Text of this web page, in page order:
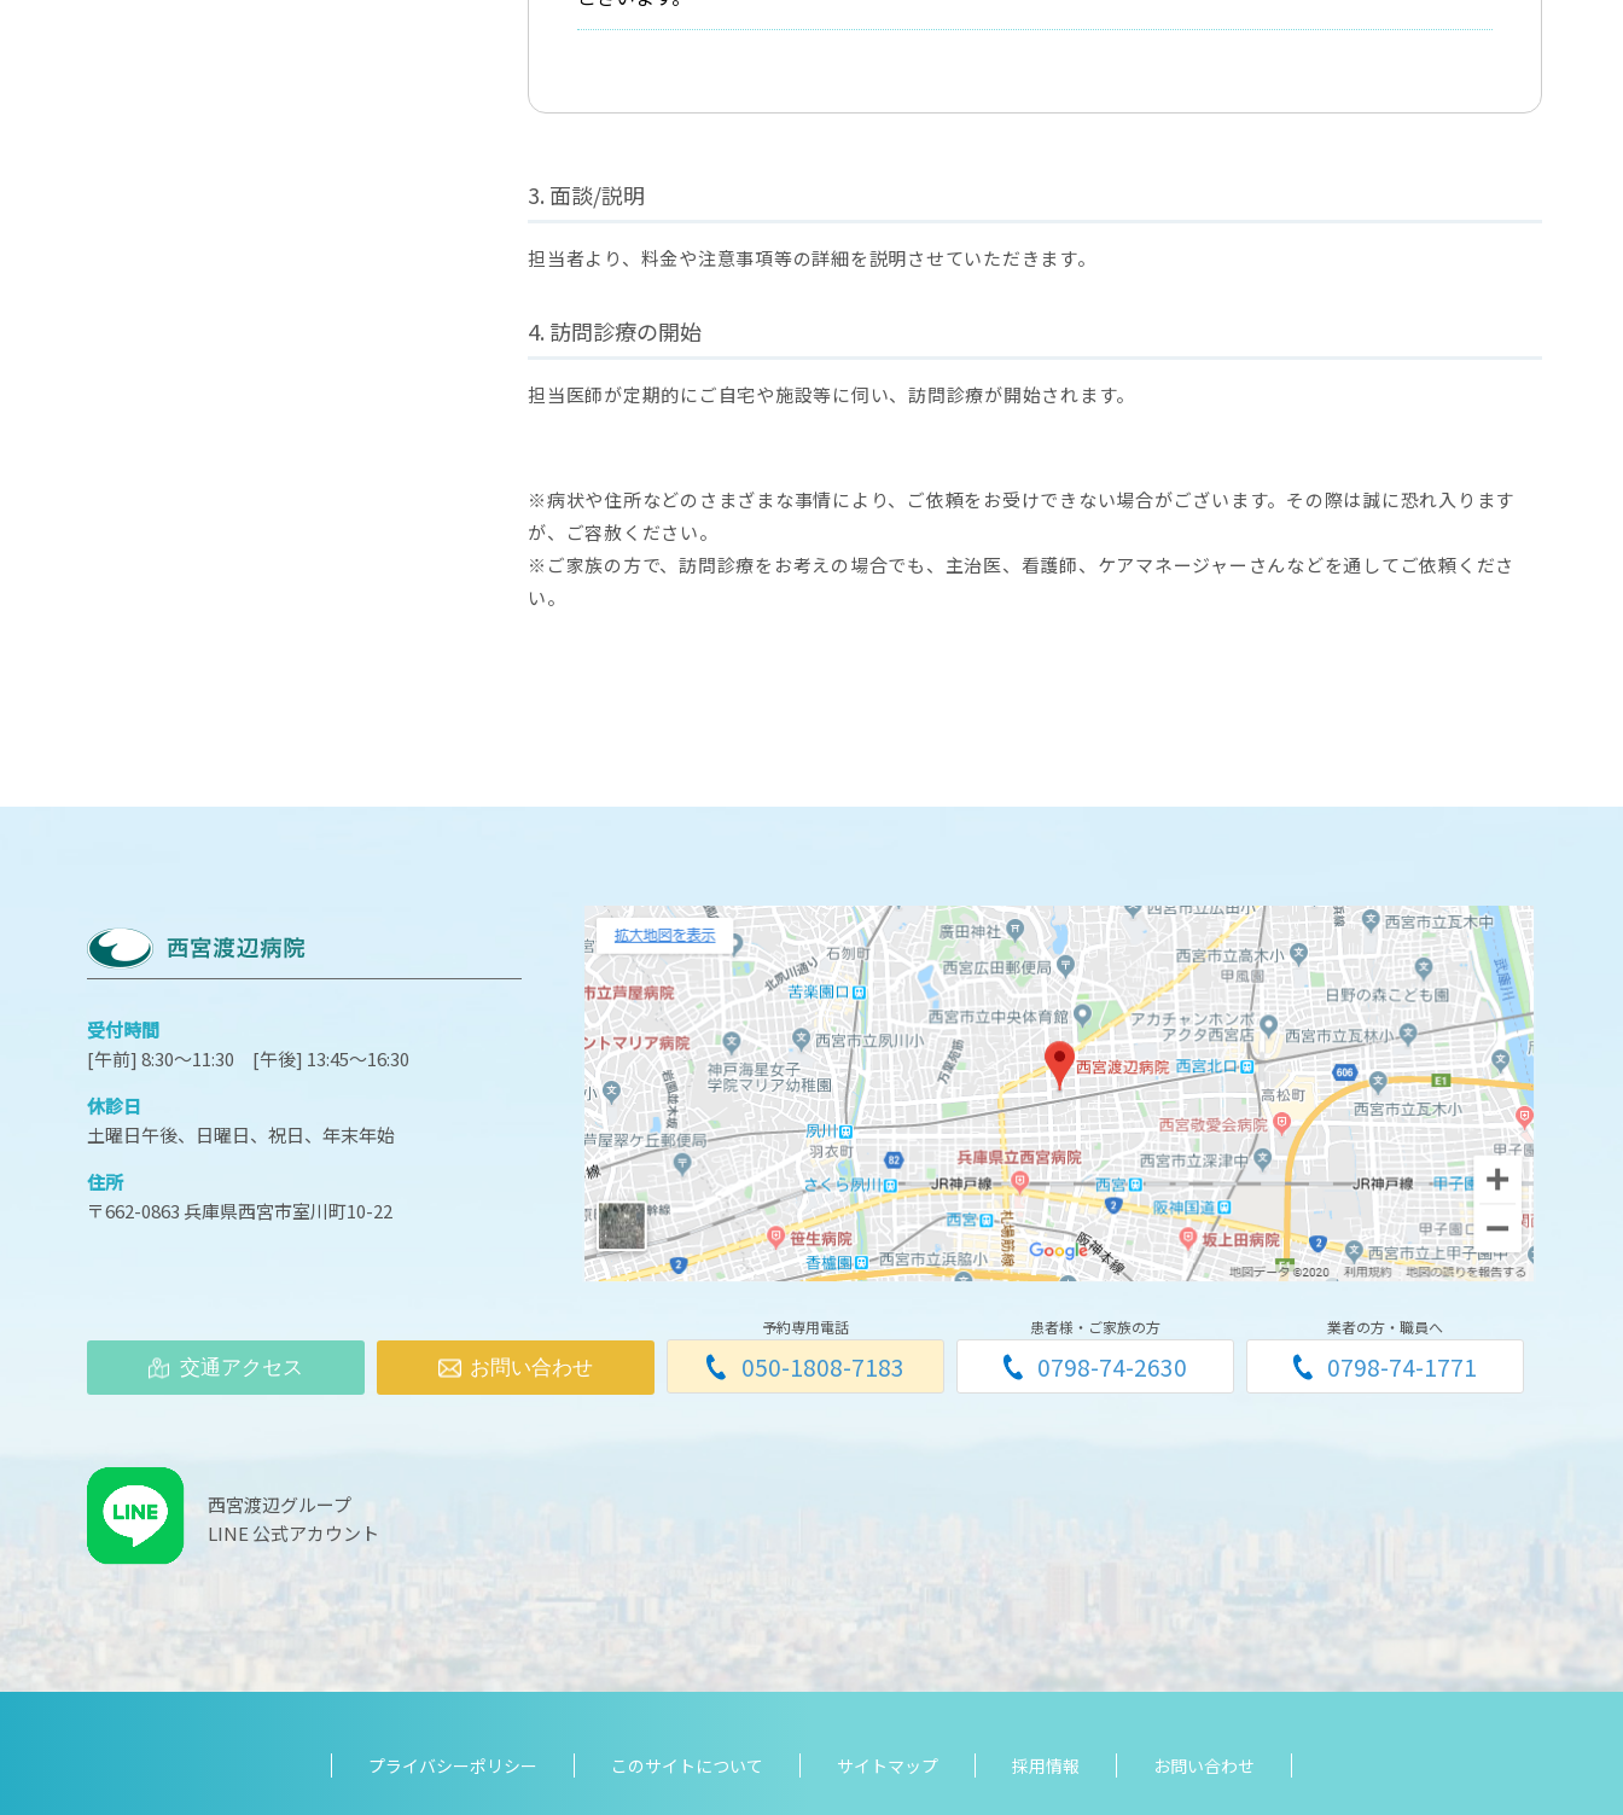
3. 面談/説明
担当者より、料金や注意事項等の詳細を説明させていただきます。
4. 訪問診療の開始
担当医師が定期的にご自宅や施設等に伺い、訪問診療が開始されます。
※病状や住所などのさまざまな事情により、ご依頼をお受けできない場合がございます。その際は誠に恐れ入ります
が、ご容赦ください。
※ご家族の方で、訪問診療をお考えの場合でも、主治医、看護師、ケアマネージャーさんなどを通してご依頼くださ
い。
受付時間
[午前] 8:30～11:30 [午後] 13:45～16:30
休診日
土曜日午後、日曜日、祝日、年末年始
住所
〒662-0863 兵庫県西宮市室川町10-22
交通アクセス お問い合わせ
予約専用電話
050-1808-7183
患者様・ご家族の方
0798-74-2630
業者の方・職員へ
0798-74-1771
西宮渡辺グループ
LINE 公式アカウント
プライバシーポリシー このサイトについて サイトマップ 採用情報 お問い合わせ